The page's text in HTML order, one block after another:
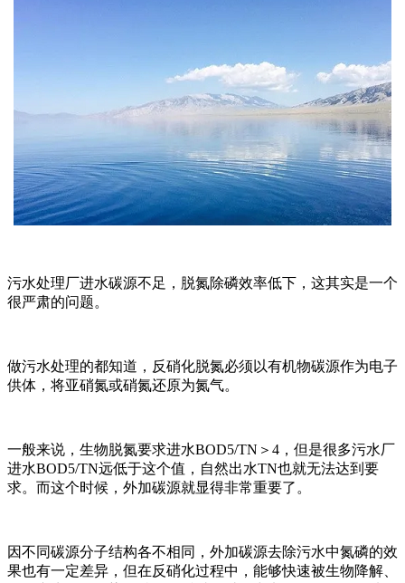
污水处理厂进水碳源不足，脱氮除磷效率低下，这其实是一个
很严肃的问题。
做污水处理的都知道，反硝化脱氮必须以有机物碳源作为电子
供体，将亚硝氮或硝氮还原为氮气。
一般来说，生物脱氮要求进水BOD5/TN＞4，但是很多污水厂
进水BOD5/TN远低于这个值，自然出水TN也就无法达到要
求。而这个时候，外加碳源就显得非常重要了。
因不同碳源分子结构各不相同，外加碳源去除污水中氮磷的效
果也有一定差异，但在反硝化过程中，能够快速被生物降解、